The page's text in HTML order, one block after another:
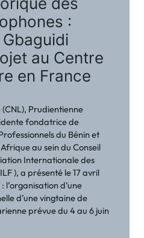
:
au Centre
en France
Prudientienne
fondatrice de
du Bénin et
au sein du Conseil
Internationale des
), a présenté le 17 avril
d’une
d’une vingtaine de
prévue du 4 au 6 juin